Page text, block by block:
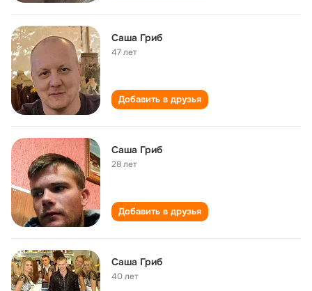
Саша Гриб
47 лет
Добавить в друзья
Саша Гриб
28 лет
Добавить в друзья
Саша Гриб
40 лет